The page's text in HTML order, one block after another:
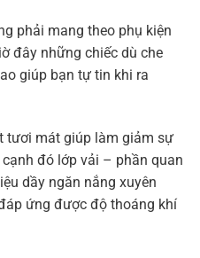
phải mang theo phụ kiện
đây những chiếc dù che
giúp bạn tự tin khi ra
tươi mát giúp làm giảm sự
đó lớp vải – phần quan
dầy ngăn nắng xuyên
ứng được độ thoáng khí